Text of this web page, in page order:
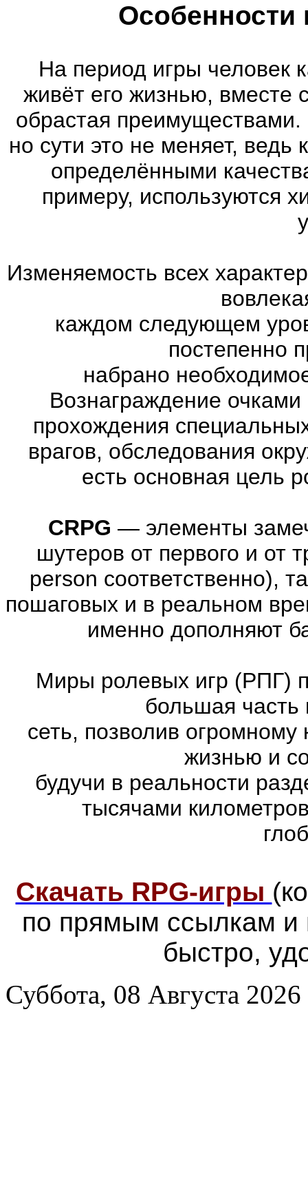
Особенности
На период игры человек
живёт его жизнью, вместе
обрастая
но сути это не меняет,
определёнными
примеру, используются
Изменяемость всех
каждом следующем
постепенно
набрано
Вознаграждение
прохождения
врагов, обследования
есть основная цель
CRPG — элементы
шутеров от первого и от
person соответственно),
пошаговых и в реальном
именно дополняют
Миры ролевых игр (РПГ)
большая часть
сеть, позволив огромному
жизнью и
будучи в реальности
тысячами
Скачать RPG-игры
по прямым ссылкам и
быстро,
Суббота, 08 Августа 2026